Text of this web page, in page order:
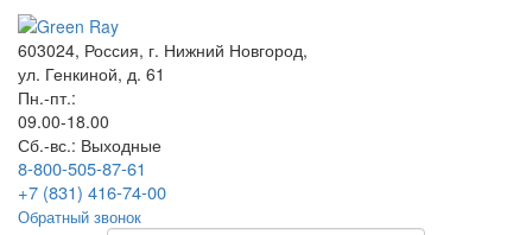
603024, Россия, г. Нижний Новгород,
ул. Генкиной, д. 61
Пн.-пт.:
09.00-18.00
Сб.-вс.: Выходные
8-800-505-87-61
+7 (831) 416-74-00
Обратный звонок